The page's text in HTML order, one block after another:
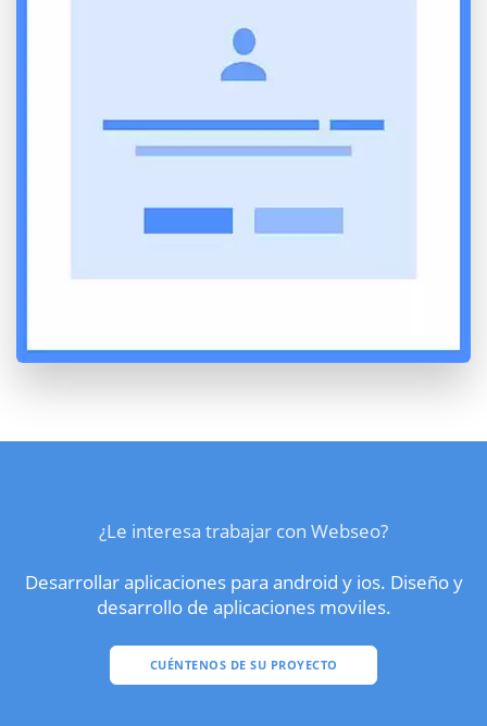
¿Le interesa trabajar con Webseo?
Desarrollar aplicaciones para android y ios. Diseño y
desarrollo de aplicaciones moviles.
CUÉNTENOS DE SU PROYECTO